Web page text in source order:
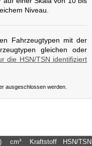
Niveau.
Fahrzeugtypen mit der
gleichen oder
die HSN/TSN identifiziert
ausgeschlossen werden.
cm³ Kraftstoff
HSN/TSN